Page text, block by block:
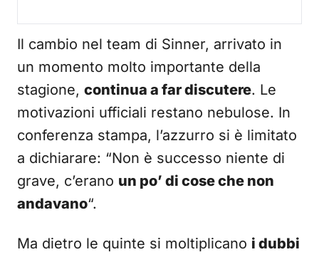
Il cambio nel team di Sinner, arrivato in
un momento molto importante della
stagione, continua a far discutere. Le
motivazioni ufficiali restano nebulose. In
conferenza stampa, l’azzurro si è limitato
a dichiarare: “Non è successo niente di
grave, c’erano un po’ di cose che non
andavano“.
Ma dietro le quinte si moltiplicano i dubbi